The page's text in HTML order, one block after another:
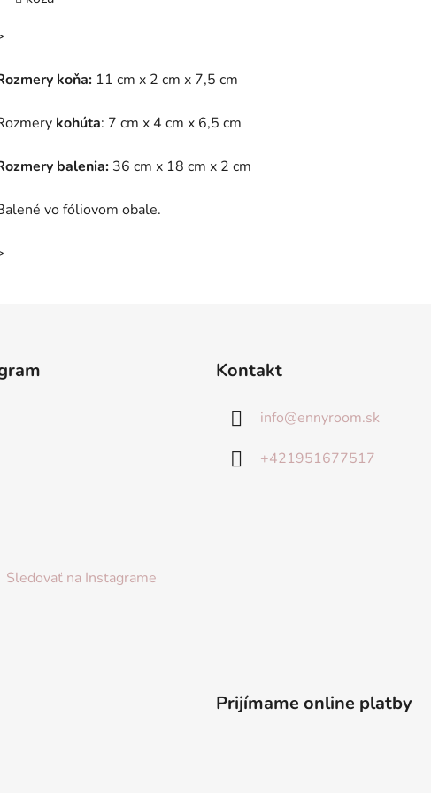
koňa: 11 cm x 2 cm x 7,5 cm
kohúta: 7 cm x 4 cm x 6,5 cm
balenia: 36 cm x 18 cm x 2 cm
vo fóliovom obale.
Sledovať na Instagrame
Kontakt
info@ennyroom.sk
+421951677517
Prijímame online platby